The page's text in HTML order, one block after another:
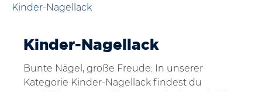
Kinder-Nagellack
Kinder-Nagellack
Bunte Nägel, große Freude: In unserer
Kategorie Kinder-Nagellack findest du